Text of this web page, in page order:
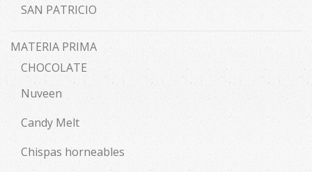
SAN PATRICIO
MATERIA PRIMA
CHOCOLATE
Nuveen
Candy Melt
Chispas horneables